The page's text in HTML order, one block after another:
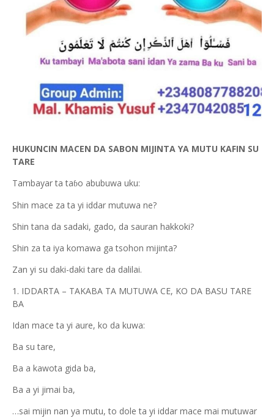
HUKUNCIN MACEN DA SABON MIJINTA YA MUTU KAFIN SU
TARE
Tambayar ta taɓo abubuwa uku:
Shin mace za ta yi iddar mutuwa ne?
Shin tana da sadaki, gado, da sauran hakkoki?
Shin za ta iya komawa ga tsohon mijinta?
Zan yi su daki-daki tare da dalilai.
1. IDDARTA – TAKABA TA MUTUWA CE, KO DA BASU TARE
BA
Idan mace ta yi aure, ko da kuwa:
Ba su tare,
Ba a kawota gida ba,
Ba a yi jimai ba,
…sai mijin nan ya mutu, to dole ta yi iddar mace mai mutuwar